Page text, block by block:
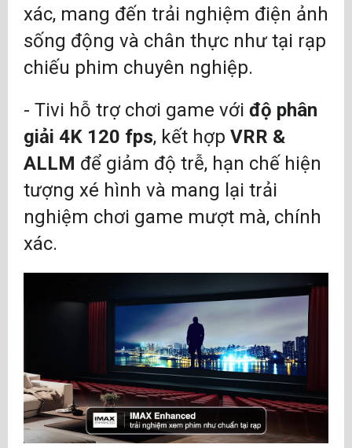
xác, mang đến trải nghiệm điện ảnh
sống động và chân thực như tại rạp
chiếu phim chuyên nghiệp.
- Tivi hỗ trợ chơi game với độ phân
giải 4K 120 fps, kết hợp VRR &
ALLM để giảm độ trễ, hạn chế hiện
tượng xé hình và mang lại trải
nghiệm chơi game mượt mà, chính
xác.